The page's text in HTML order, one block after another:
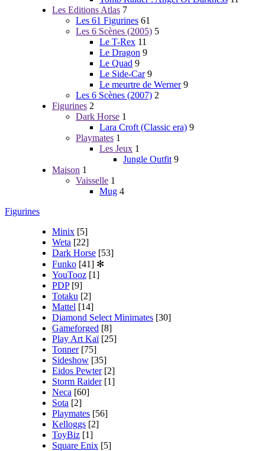
Les Editions Atlas 7
Les 61 Figurines 61
Les 6 Scènes (2005) 5
Le T-Rex 11
Le Dragon 9
Le Quad 9
Le Side-Car 9
Le meurtre de Werner 9
Les 6 Scènes (2007) 2
Figurines 2
Dark Horse 1
Lara Croft (Classic era) 9
Playmates 1
Les Jeux 1
Jungle Outfit 9
Maison 1
Vaisselle 1
Mug 4
Figurines
Minix [5]
Weta [22]
Dark Horse [53]
Funko [41] ✻
YouTooz [1]
PDP [9]
Totaku [2]
Mattel [14]
Diamond Select Minimates [30]
Gameforged [8]
Play Art Kaï [25]
Tonner [75]
Sideshow [35]
Eidos Pewter [2]
Storm Raider [1]
Neca [60]
Sota [2]
Playmates [56]
Kelloggs [2]
ToyBiz [1]
Square Enix [5]